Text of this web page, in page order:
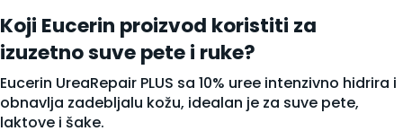
Koji Eucerin proizvod koristiti za
izuzetno suve pete i ruke?
Eucerin UreaRepair PLUS sa 10% uree intenzivno hidrira i
obnavlja zadebljalu kožu, idealan je za suve pete,
laktove i šake.